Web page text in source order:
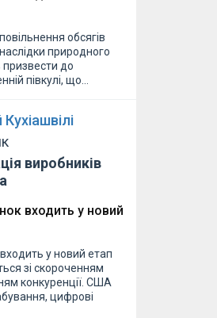
обсягів
природного
до
півкулі, що…
Кухіашвілі
виробників
входить у новий
у новий етап
зі скороченням
конкуренції. США
цифрові